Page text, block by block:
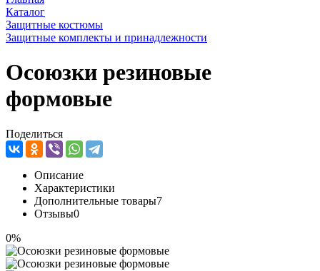
Каталог
Защитные костюмы
Защитные комплекты и принадлежности
Осоюзки резиновые
формовые
Поделиться
Описание
Характеристики
Дополнительные товары7
Отзывы0
0%